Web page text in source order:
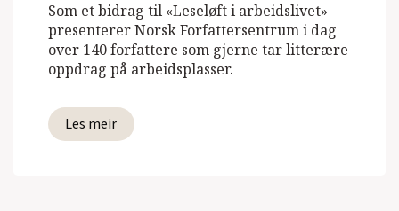
Som et bidrag til «Leseløft i arbeidslivet»
presenterer Norsk Forfattersentrum i dag
over 140 forfattere som gjerne tar litterære
oppdrag på arbeidsplasser.
Les meir